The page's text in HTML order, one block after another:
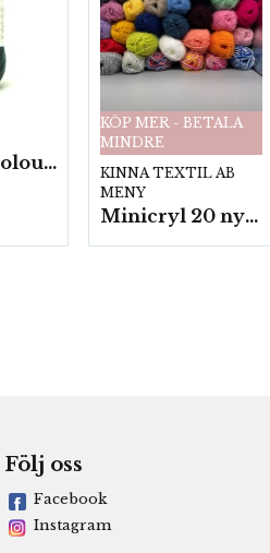
Armonia Colour- 5 härv/fp. a100 g.
KÖP MER - BETALA
MINDRE
KINNA TEXTIL AB
MENY
Minicryl 20 nystan a25g./fp.
Följ oss
Facebook
Instagram